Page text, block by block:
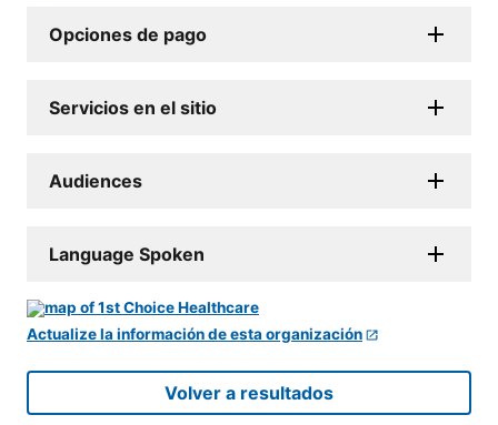
Opciones de pago
Servicios en el sitio
Audiences
Language Spoken
Actualize la información de esta organización
Volver a resultados